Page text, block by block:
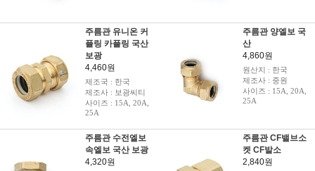
주름관 유니온 커
플링 카플링 국산
보광
4,460원
제조국 : 한국
제조사 : 보광씨티
사이즈 : 15A, 20A,
25A
주름관 양엘보 국
산
4,860원
원산지 : 한국
제조사 : 중원
사이즈 : 15A, 20A,
25A
주름관 수전엘보
속엘보 국산 보광
4,320원
주름관 CF밸브소
켓 CF발소
2,840원